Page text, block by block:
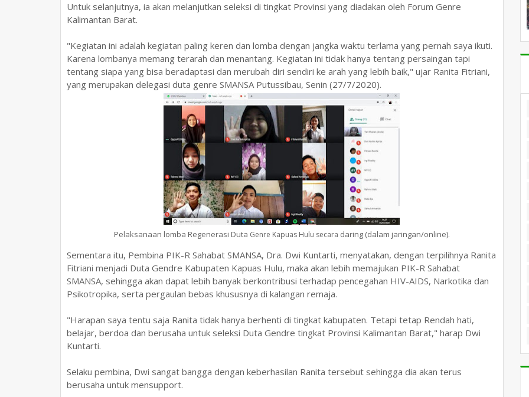
Untuk selanjutnya, ia akan melanjutkan seleksi di tingkat Provinsi yang diadakan oleh Forum Genre
Kalimantan Barat.
"Kegiatan ini adalah kegiatan paling keren dan lomba dengan jangka waktu terlama yang pernah saya ikuti.
Karena lombanya memang terarah dan menantang. Kegiatan ini tidak hanya tentang persaingan tapi
tentang siapa yang bisa beradaptasi dan merubah diri sendiri ke arah yang lebih baik," ujar Ranita Fitriani,
yang merupakan delegasi duta genre SMANSA Putussibau, Senin (27/7/2020).
Pelaksanaan lomba Regenerasi Duta Genre Kapuas Hulu secara daring (dalam jaringan/online).
Sementara itu, Pembina PIK-R Sahabat SMANSA, Dra. Dwi Kuntarti, menyatakan, dengan terpilihnya Ranita
Fitriani menjadi Duta Gendre Kabupaten Kapuas Hulu, maka akan lebih memajukan PIK-R Sahabat
SMANSA, sehingga akan dapat lebih banyak berkontribusi terhadap pencegahan HIV-AIDS, Narkotika dan
Psikotropika, serta pergaulan bebas khususnya di kalangan remaja.
"Harapan saya tentu saja Ranita tidak hanya berhenti di tingkat kabupaten. Tetapi tetap Rendah hati,
belajar, berdoa dan berusaha untuk seleksi Duta Gendre tingkat Provinsi Kalimantan Barat," harap Dwi
Kuntarti.
Selaku pembina, Dwi sangat bangga dengan keberhasilan Ranita tersebut sehingga dia akan terus
berusaha untuk mensupport.